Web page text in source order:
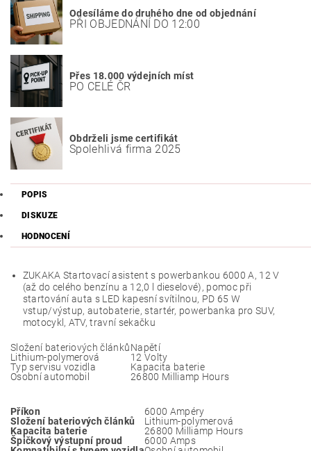
Odesíláme do druhého dne od objednání
PŘI OBJEDNÁNÍ DO 12:00
Přes 18.000 výdejních míst
PO CELÉ ČR
Obdrželi jsme certifikát
Spolehlivá firma 2025
POPIS
DISKUZE
HODNOCENÍ
ZUKAKA Startovací asistent s powerbankou 6000 A, 12 V
(až do celého benzínu a 12,0 l dieselové), pomoc při
startování auta s LED kapesní svítilnou, PD 65 W
vstup/výstup, autobaterie, startér, powerbanka pro SUV,
motocykl, ATV, travní sekačku
Složení bateriových článků
Lithium-polymerová
Napětí
12 Volty
Typ servisu vozidla
Osobní automobil
Kapacita baterie
26800 Milliamp Hours
Příkon
6000 Ampéry
Složení bateriových článků
Lithium-polymerová
Kapacita baterie
26800 Milliamp Hours
Špičkový výstupní proud
6000 Amps